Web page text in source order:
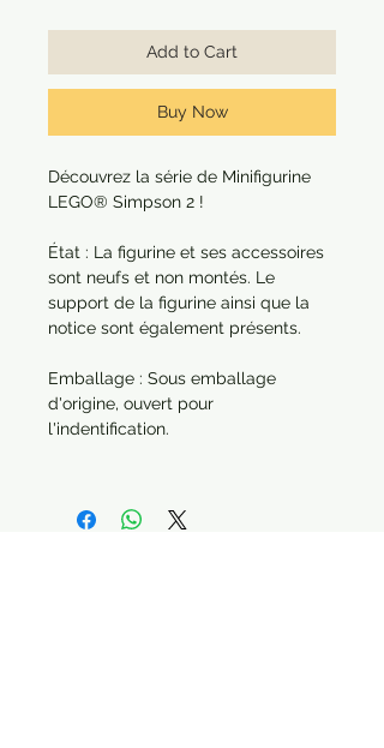
Add to Cart
Buy Now
Découvrez la série de Minifigurine
LEGO® Simpson 2 !
État : La figurine et ses accessoires
sont neufs et non montés. Le
support de la figurine ainsi que la
notice sont également présents.
Emballage : Sous emballage
d'origine, ouvert pour
l'indentification.
d'une commande de plusieurs